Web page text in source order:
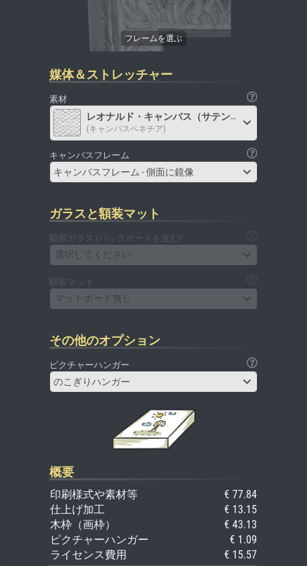
媒体＆ストレッチャー
素材
レオナルド・キャンバス（サテン）
(キャンバスベネチア)
キャンバスフレーム
キャンバスフレーム - 側面に鏡像
ガラスと額装マット
額用ガラス (バックボードを含む)
選択してください
額装マット
マットボード無し
その他のオプション
ピクチャーハンガー
のこぎりハンガー
概要
印刷様式や素材等
€ 77.84
仕上げ加工
€ 13.15
木枠（画枠）
€ 43.13
ピクチャーハンガー
€ 1.09
ライセンス費用
€ 15.57